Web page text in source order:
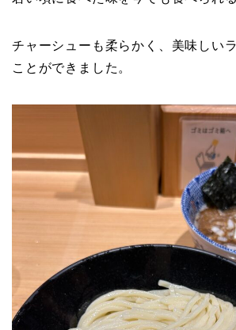
チャーシューも柔らかく、美味しい
ことができました。